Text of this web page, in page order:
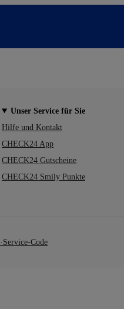
Unser Service für Sie
Hilfe und Kontakt
CHECK24 App
CHECK24 Gutscheine
CHECK24 Smily Punkte
Service-Code